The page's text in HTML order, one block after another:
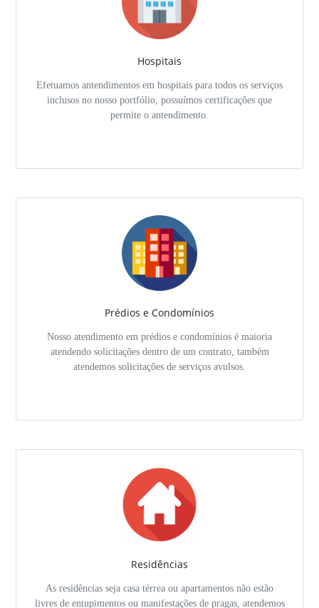
Hospitais
Efetuamos antendimentos em hospitais para todos os serviços
inclusos no nosso portfólio, possuímos certificações que
permite o antendimento.
Prédios e Condomínios
Nosso atendimento em prédios e condomínios é maioria
atendendo solicitações dentro de um contrato, também
atendemos solicitações de serviços avulsos.
Residências
As residências seja casa térrea ou apartamentos não estão
livres de entupimentos ou manifestações de pragas, atendemos